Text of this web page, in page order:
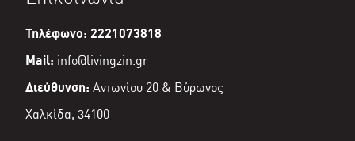
Τηλέφωνο: 2221073818
Mail: info@livingzin.gr
Διεύθυνση: Αντωνίου 20 & Βύρωνος
Χαλκίδα, 34100